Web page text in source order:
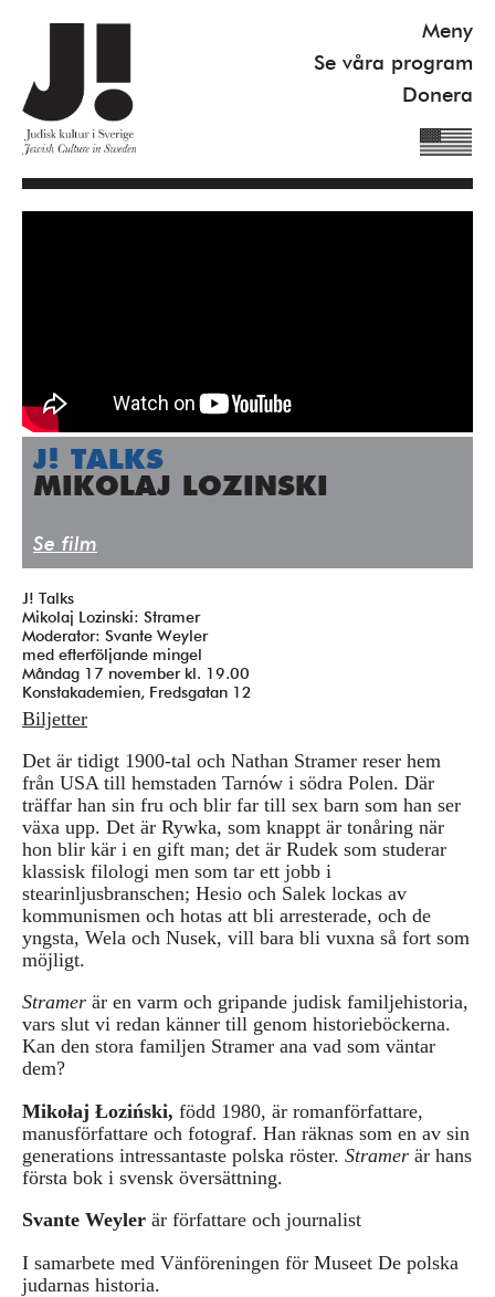
Meny
Se våra program
Donera
Gilel Storch Award
Pod
Våra böcker
Deltagare
Medlemskap/Kontakt
Integritetspolicy
Donera
Vill du ha information om våra program?
Fyll i din emailadress:
J! TALKS
MIKOLAJ LOZINSKI
Se film
J! Talks
Mikolaj Lozinski: Stramer
Moderator: Svante Weyler
med efterföljande mingel
Måndag 17 november kl. 19.00
Konstakademien, Fredsgatan 12
Biljetter
Det är tidigt 1900-tal och Nathan Stramer reser hem
från USA till hemstaden Tarnów i södra Polen. Där
träffar han sin fru och blir far till sex barn som han ser
växa upp. Det är Rywka, som knappt är tonåring när
hon blir kär i en gift man; det är Rudek som studerar
klassisk filologi men som tar ett jobb i
stearinljusbranschen; Hesio och Salek lockas av
kommunismen och hotas att bli arresterade, och de
yngsta, Wela och Nusek, vill bara bli vuxna så fort som
möjligt.
Stramer är en varm och gripande judisk familjehistoria,
vars slut vi redan känner till genom historieböckerna.
Kan den stora familjen Stramer ana vad som väntar
dem?
Mikołaj Łoziński, född 1980, är romanförfattare,
manusförfattare och fotograf. Han räknas som en av sin
generations intressantaste polska röster. Stramer är hans
första bok i svensk översättning.
Svante Weyler är författare och journalist
I samarbete med Vänföreningen för Museet De polska
judarnas historia .